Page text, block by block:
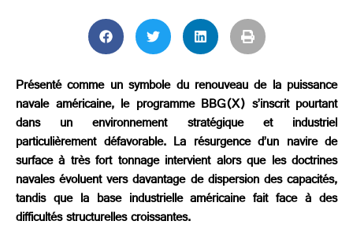
Présenté comme un symbole du renouveau de la puissance
navale américaine, le programme BBG(X) s’inscrit pourtant
dans un environnement stratégique et industriel
particulièrement défavorable. La résurgence d’un navire de
surface à très fort tonnage intervient alors que les doctrines
navales évoluent vers davantage de dispersion des capacités,
tandis que la base industrielle américaine fait face à des
difficultés structurelles croissantes.